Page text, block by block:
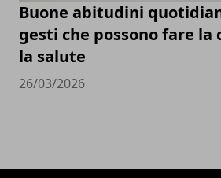
Buone abitudini
gesti che possono fare
la salute
26/03/2026